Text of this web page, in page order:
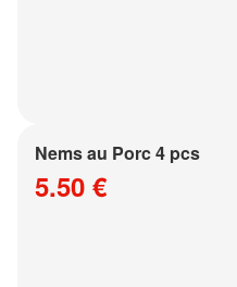
Nems au Porc 4 pcs
5.50 €